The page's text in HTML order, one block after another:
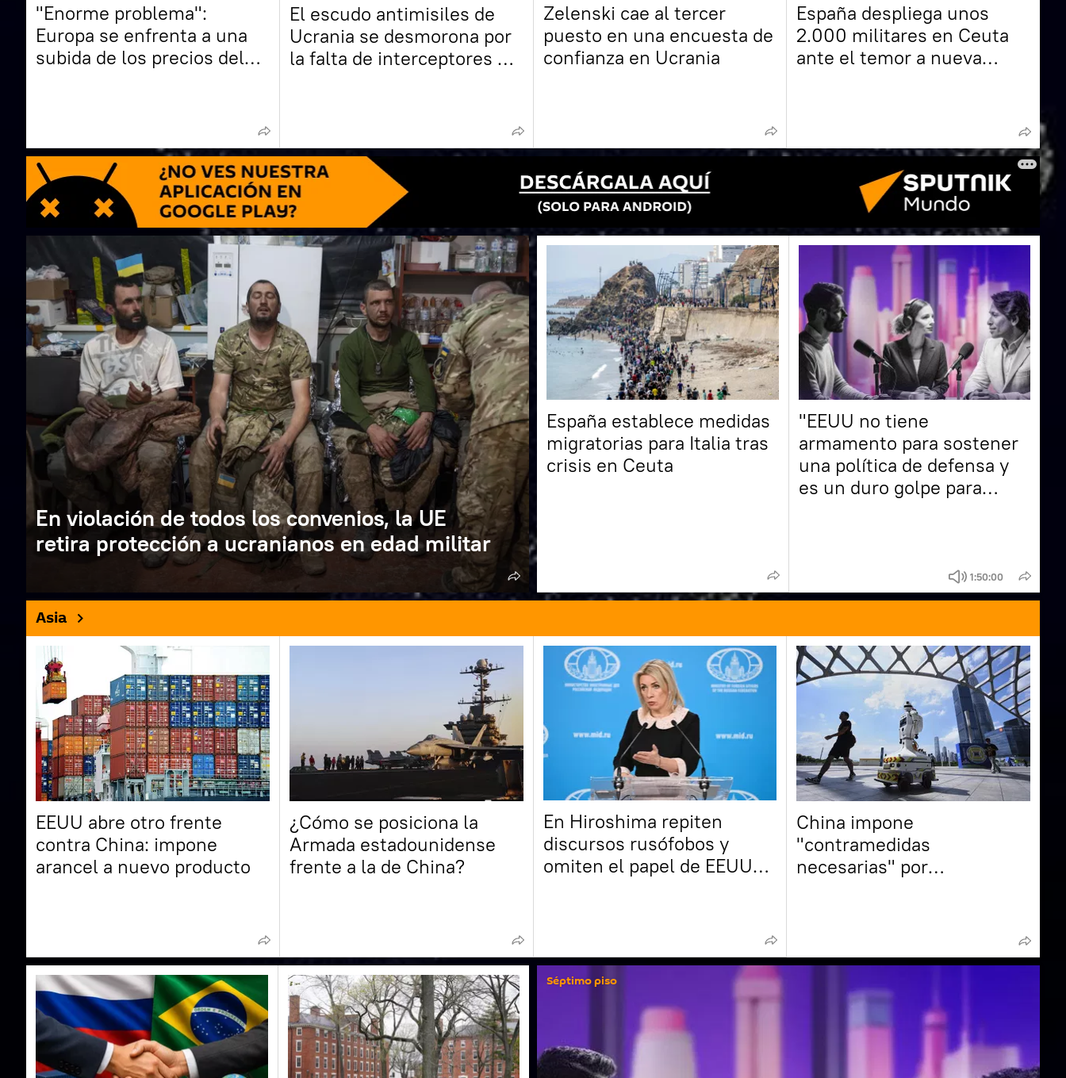
"Enorme problema":
Europa se enfrenta a una
subida de los precios del
El escudo antimisiles de
Ucrania se desmorona por
la falta de interceptores en
Zelenski cae al tercer
puesto en una encuesta de
confianza en Ucrania
España despliega unos
2.000 militares en Ceuta
ante el temor a nueva
En violación de todos los convenios, la UE
retira protección a ucranianos en edad militar
España establece medidas
migratorias para Italia tras
crisis en Ceuta
"EEUU no tiene
armamento para sostener
una política de defensa y
es un duro golpe para
1:50:00
Asia
EEUU abre otro frente
contra China: impone
arancel a nuevo producto
¿Cómo se posiciona la
Armada estadounidense
frente a la de China?
En Hiroshima repiten
discursos rusófobos y
omiten el papel de EEUU
China impone
"contramedidas
necesarias" por
Séptimo piso